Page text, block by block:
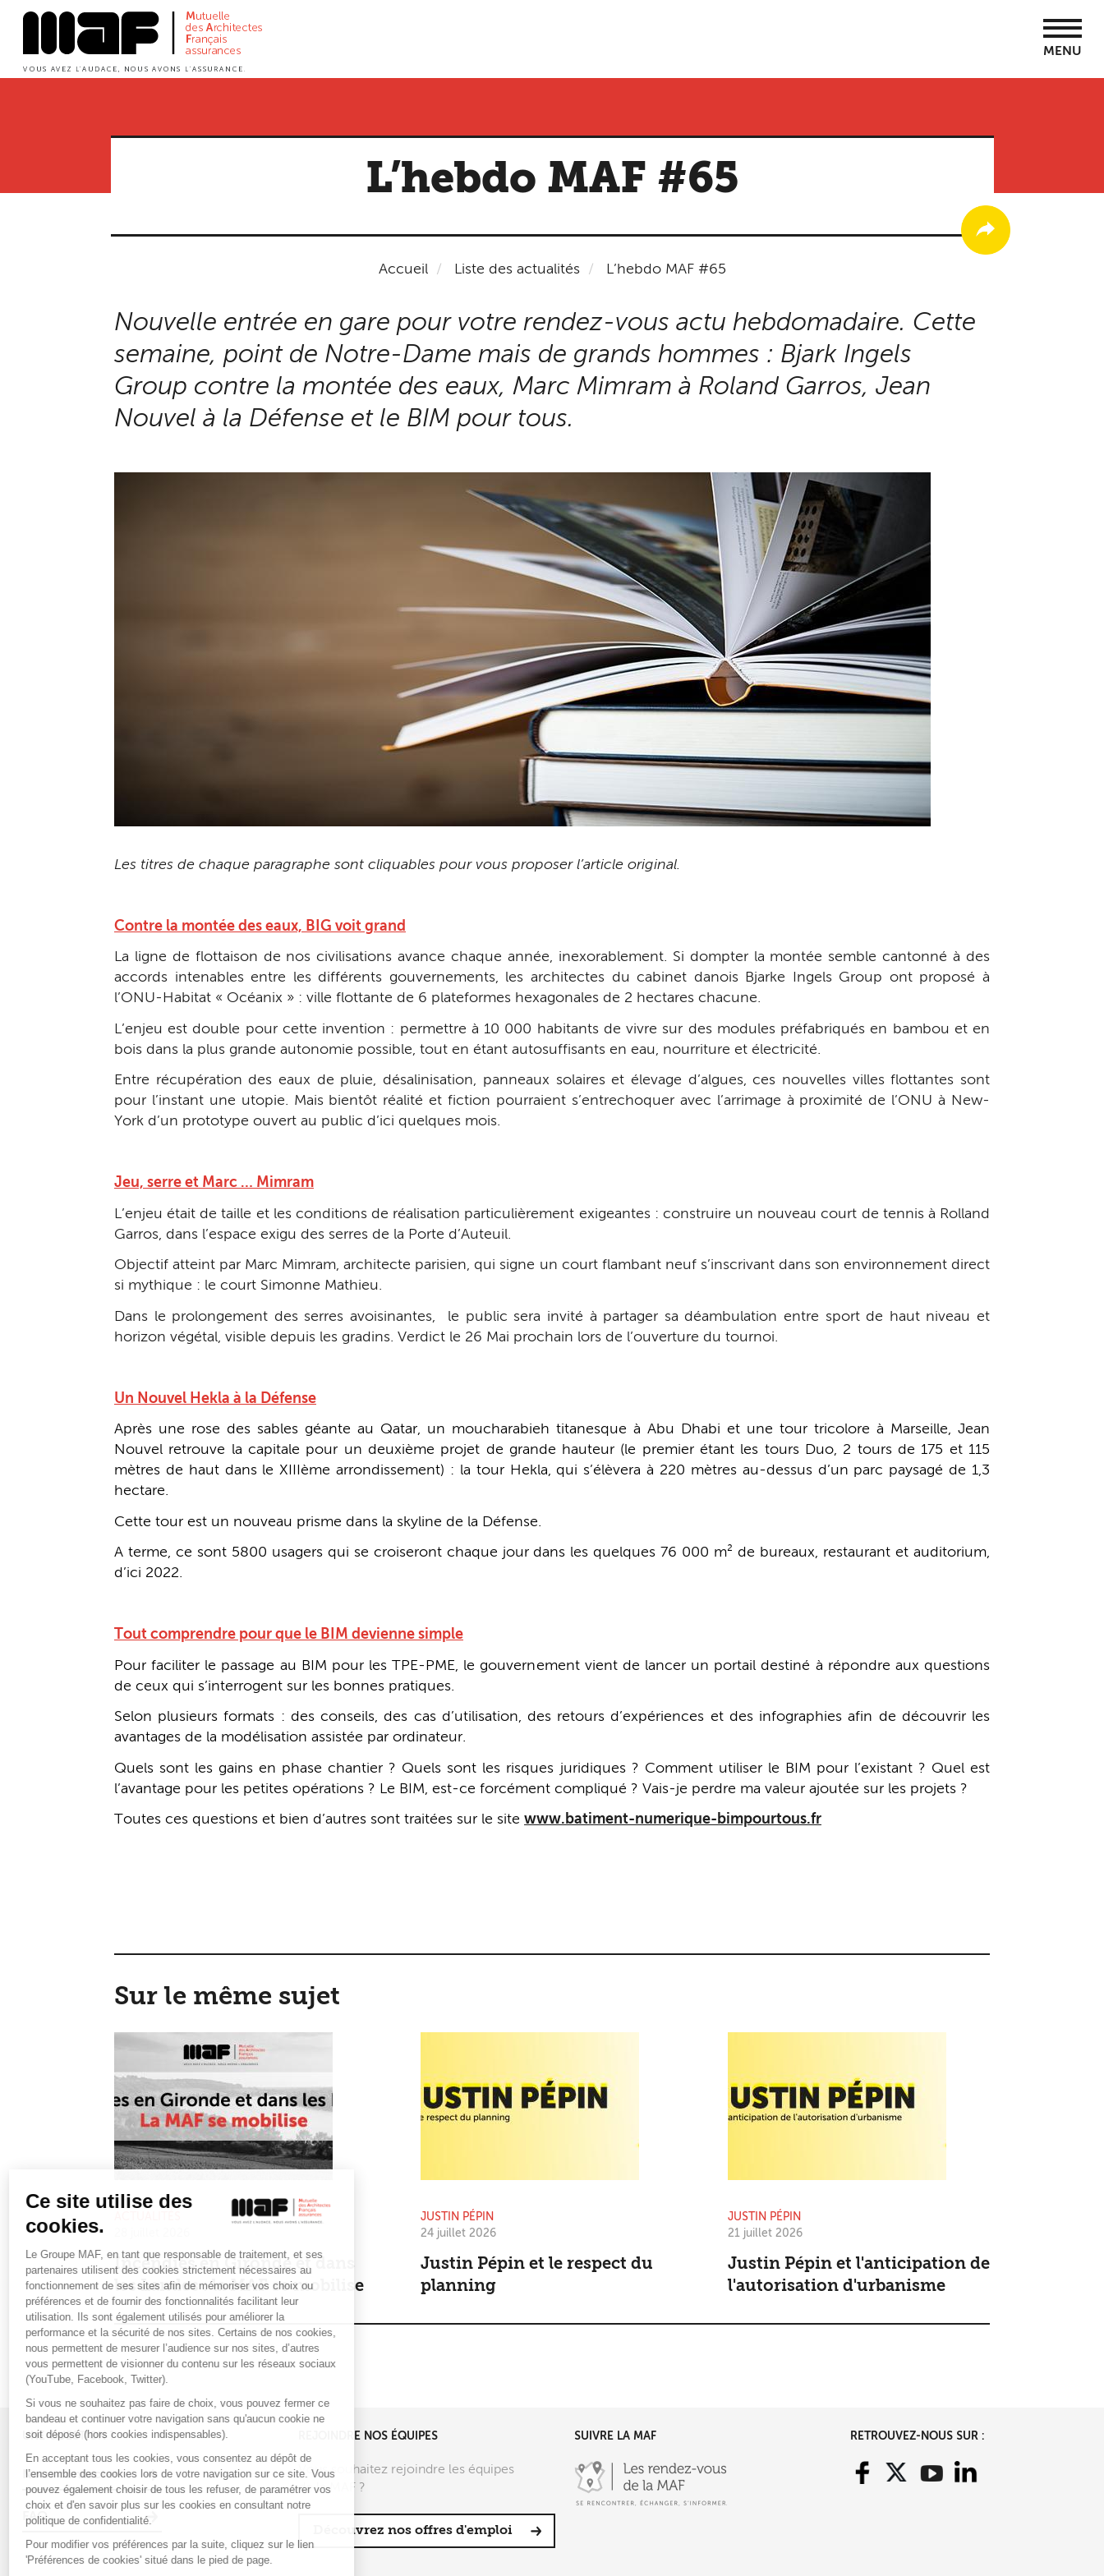
Ce site utilise des
cookies.
Le Groupe MAF, en tant que responsable de traitement, et ses
partenaires utilisent des cookies strictement nécessaires au
fonctionnement de ses sites afin de mémoriser vos choix ou
préférences et de fournir des fonctionnalités facilitant leur
utilisation. Ils sont également utilisés pour améliorer la
performance et la sécurité de nos sites. Certains de nos cookies,
nous permettent de mesurer l’audience sur nos sites, d’autres
vous permettent de visionner du contenu sur les réseaux sociaux
(YouTube, Facebook, Twitter).
Si vous ne souhaitez pas faire de choix, vous pouvez fermer ce
bandeau et continuer votre navigation sans qu'aucun cookie ne
soit déposé (hors cookies indispensables).
En acceptant tous les cookies, vous consentez au dépôt de
l’ensemble des cookies lors de votre navigation sur ce site. Vous
pouvez également choisir de tous les refuser, de paramétrer vos
choix et d'en savoir plus sur les cookies en consultant notre
politique de confidentialité.
Pour modifier vos préférences par la suite, cliquez sur le lien
'Préférences de cookies' situé dans le pied de page.
MENU
L’hebdo MAF #65
Accueil Liste des actualités L’hebdo MAF #65
Nouvelle entrée en gare pour votre rendez-vous actu hebdomadaire. Cette
semaine, point de Notre-Dame mais de grands hommes : Bjark Ingels
Group contre la montée des eaux, Marc Mimram à Roland Garros, Jean
Nouvel à la Défense et le BIM pour tous.
Les titres de chaque paragraphe sont cliquables pour vous proposer l’article original.
Contre la montée des eaux, BIG voit grand
La ligne de flottaison de nos civilisations avance chaque année, inexorablement. Si dompter la montée semble cantonné à des
accords intenables entre les différents gouvernements, les architectes du cabinet danois Bjarke Ingels Group ont proposé à
l’ONU-Habitat « Océanix » : ville flottante de 6 plateformes hexagonales de 2 hectares chacune.
L’enjeu est double pour cette invention : permettre à 10 000 habitants de vivre sur des modules préfabriqués en bambou et en
bois dans la plus grande autonomie possible, tout en étant autosuffisants en eau, nourriture et électricité.
Entre récupération des eaux de pluie, désalinisation, panneaux solaires et élevage d’algues, ces nouvelles villes flottantes sont
pour l’instant une utopie. Mais bientôt réalité et fiction pourraient s’entrechoquer avec l’arrimage à proximité de l’ONU à New-
York d’un prototype ouvert au public d’ici quelques mois.
Jeu, serre et Marc … Mimram
L’enjeu était de taille et les conditions de réalisation particulièrement exigeantes : construire un nouveau court de tennis à Rolland
Garros, dans l’espace exigu des serres de la Porte d’Auteuil.
Objectif atteint par Marc Mimram, architecte parisien, qui signe un court flambant neuf s’inscrivant dans son environnement direct
si mythique : le court Simonne Mathieu.
Dans le prolongement des serres avoisinantes, le public sera invité à partager sa déambulation entre sport de haut niveau et
horizon végétal, visible depuis les gradins. Verdict le 26 Mai prochain lors de l’ouverture du tournoi.
Un Nouvel Hekla à la Défense
Après une rose des sables géante au Qatar, un moucharabieh titanesque à Abu Dhabi et une tour tricolore à Marseille, Jean
Nouvel retrouve la capitale pour un deuxième projet de grande hauteur (le premier étant les tours Duo, 2 tours de 175 et 115
mètres de haut dans le XIIIème arrondissement) : la tour Hekla, qui s’élèvera à 220 mètres au-dessus d’un parc paysagé de 1,3
hectare.
Cette tour est un nouveau prisme dans la skyline de la Défense.
A terme, ce sont 5800 usagers qui se croiseront chaque jour dans les quelques 76 000 m² de bureaux, restaurant et auditorium,
d’ici 2022.
Tout comprendre pour que le BIM devienne simple
Pour faciliter le passage au BIM pour les TPE-PME, le gouvernement vient de lancer un portail destiné à répondre aux questions
de ceux qui s’interrogent sur les bonnes pratiques.
Selon plusieurs formats : des conseils, des cas d’utilisation, des retours d’expériences et des infographies afin de découvrir les
avantages de la modélisation assistée par ordinateur.
Quels sont les gains en phase chantier ? Quels sont les risques juridiques ? Comment utiliser le BIM pour l’existant ? Quel est
l’avantage pour les petites opérations ? Le BIM, est-ce forcément compliqué ? Vais-je perdre ma valeur ajoutée sur les projets ?
Toutes ces questions et bien d’autres sont traitées sur le site www.batiment-numerique-bimpourtous.fr
Sur le même sujet
Incendies en Gironde et dans
les Landes : la MAF se mobilise
JUSTIN PÉPIN
24 juillet 2026
Justin Pépin et le respect du
planning
JUSTIN PÉPIN
21 juillet 2026
Justin Pépin et l'anticipation de
l'autorisation d'urbanisme
UNE QUESTION ?
Nous contacter
FAQ
REJOINDRE NOS ÉQUIPES
Vous souhaitez rejoindre les équipes
de la MAF ?
Découvrez nos offres d'emploi
SUIVRE LA MAF RETROUVEZ-NOUS SUR :